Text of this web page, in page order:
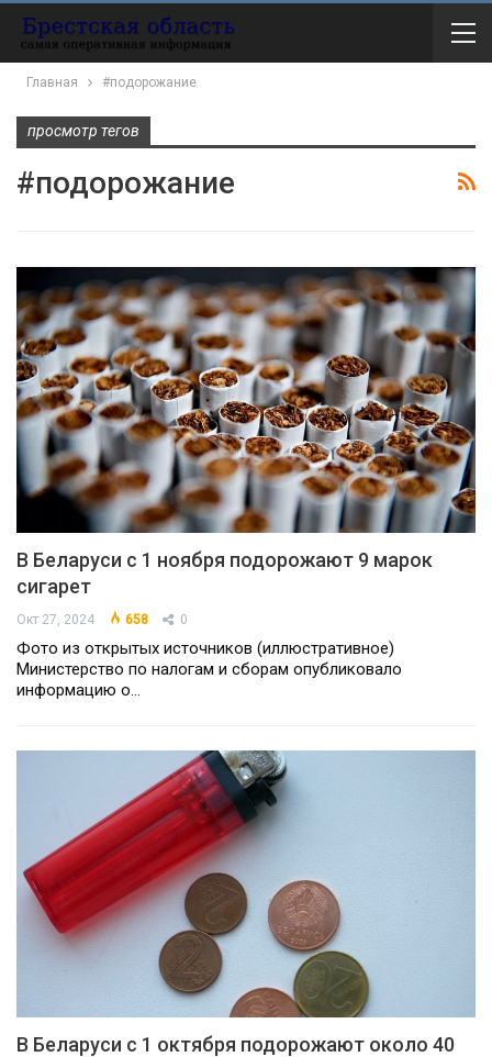
Главная #подорожание
просмотр тегов
#подорожание
В Беларуси с 1 ноября подорожают 9 марок
сигарет
Окт 27, 2024 658 0
Фото из открытых источников (иллюстративное)
Министерство по налогам и сборам опубликовало
информацию о…
В Беларуси с 1 октября подорожают около 40